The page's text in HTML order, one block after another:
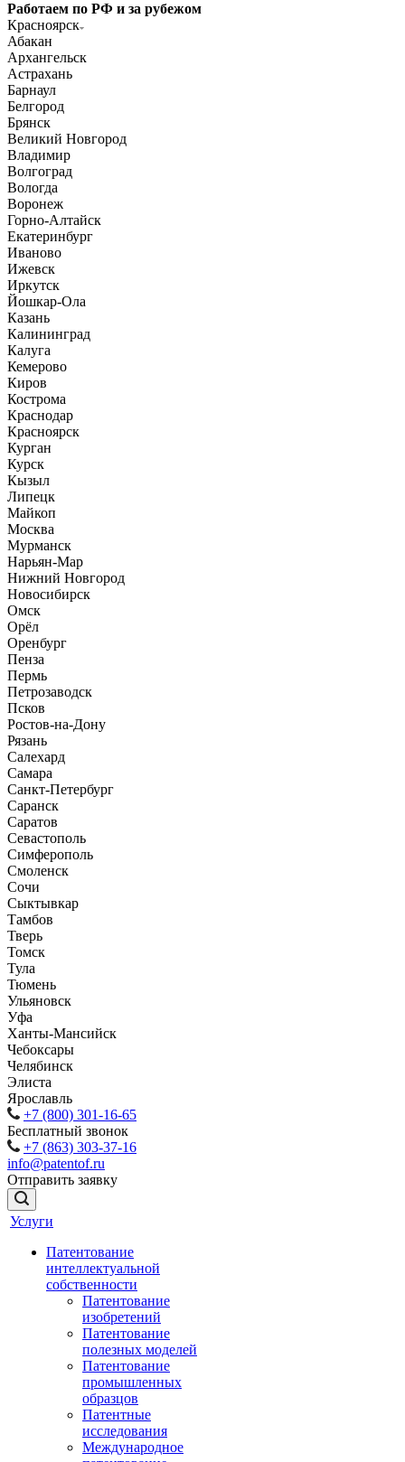
Работаем по РФ и за рубежом
Красноярск
Абакан
Архангельск
Астрахань
Барнаул
Белгород
Брянск
Великий Новгород
Владимир
Волгоград
Вологда
Воронеж
Горно-Алтайск
Екатеринбург
Иваново
Ижевск
Иркутск
Йошкар-Ола
Казань
Калининград
Калуга
Кемерово
Киров
Кострома
Краснодар
Красноярск
Курган
Курск
Кызыл
Липецк
Майкоп
Москва
Мурманск
Нарьян-Мар
Нижний Новгород
Новосибирск
Омск
Орёл
Оренбург
Пенза
Пермь
Петрозаводск
Псков
Ростов-на-Дону
Рязань
Салехард
Самара
Санкт-Петербург
Саранск
Саратов
Севастополь
Симферополь
Смоленск
Сочи
Сыктывкар
Тамбов
Тверь
Томск
Тула
Тюмень
Ульяновск
Уфа
Ханты-Мансийск
Чебоксары
Челябинск
Элиста
Ярославль
+7 (800) 301-16-65
Бесплатный звонок
+7 (863) 303-37-16
info@patentof.ru
Отправить заявку
Услуги
Патентование
интеллектуальной
собственности
Патентование
изобретений
Патентование
полезных моделей
Патентование
промышленных
образцов
Патентные
исследования
Международное